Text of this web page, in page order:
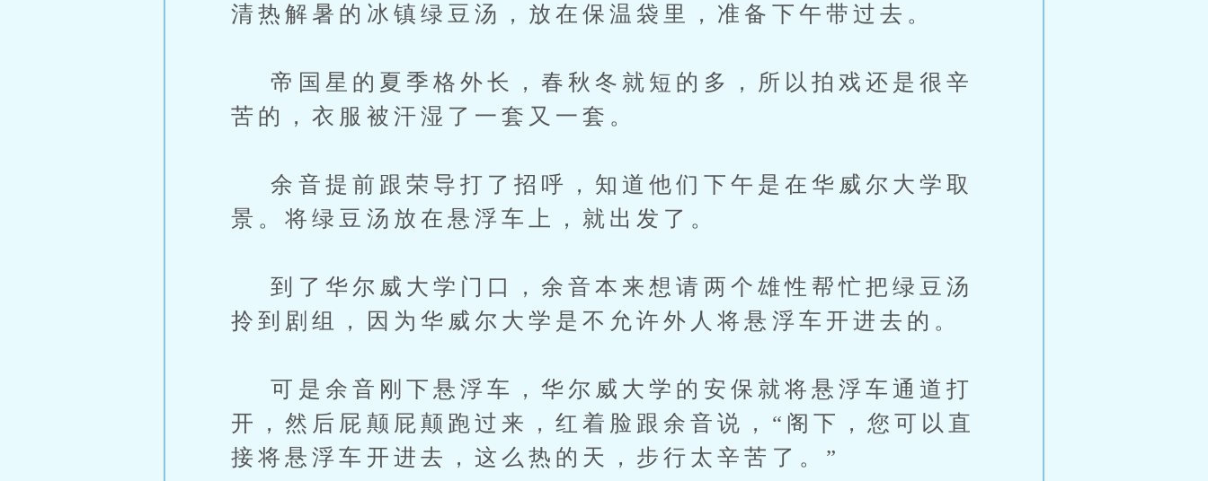
清热解暑的冰镇绿豆汤，放在保温袋里，准备下午带过去。
帝国星的夏季格外长，春秋冬就短的多，所以拍戏还是很辛
苦的，衣服被汗湿了一套又一套。
余音提前跟荣导打了招呼，知道他们下午是在华威尔大学取
景。将绿豆汤放在悬浮车上，就出发了。
到了华尔威大学门口，余音本来想请两个雄性帮忙把绿豆汤
拎到剧组，因为华威尔大学是不允许外人将悬浮车开进去的。
可是余音刚下悬浮车，华尔威大学的安保就将悬浮车通道打
开，然后屁颠屁颠跑过来，红着脸跟余音说，“阁下，您可以直
接将悬浮车开进去，这么热的天，步行太辛苦了。”